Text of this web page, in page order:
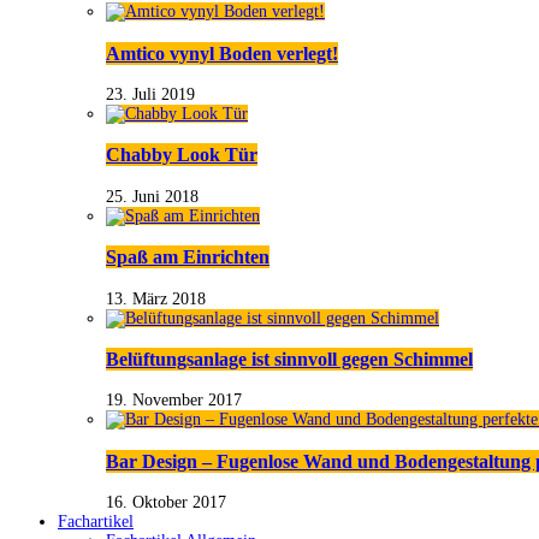
Amtico vynyl Boden verlegt!
23. Juli 2019
Chabby Look Tür
25. Juni 2018
Spaß am Einrichten
13. März 2018
Belüftungsanlage ist sinnvoll gegen Schimmel
19. November 2017
Bar Design – Fugenlose Wand und
16. Oktober 2017
Fachartikel